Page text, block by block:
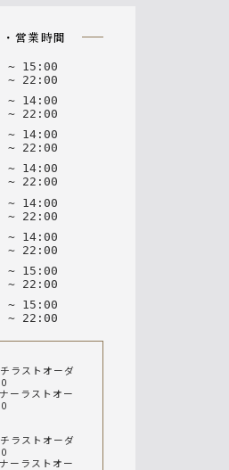
・営業時間
~ 15 : 00
~ 22 : 00
~ 14: 00
~ 22 : 00
~ 14: 00
~ 22 : 00
~ 14: 00
~ 22 : 00
~ 14: 00
~ 22 : 00
~ 14: 00
~ 22 : 00
~ 15 : 00
~ 22 : 00
~ 15 : 00
~ 22 : 00
ストオーダ
ラストオー
ストオーダ
ラストオー